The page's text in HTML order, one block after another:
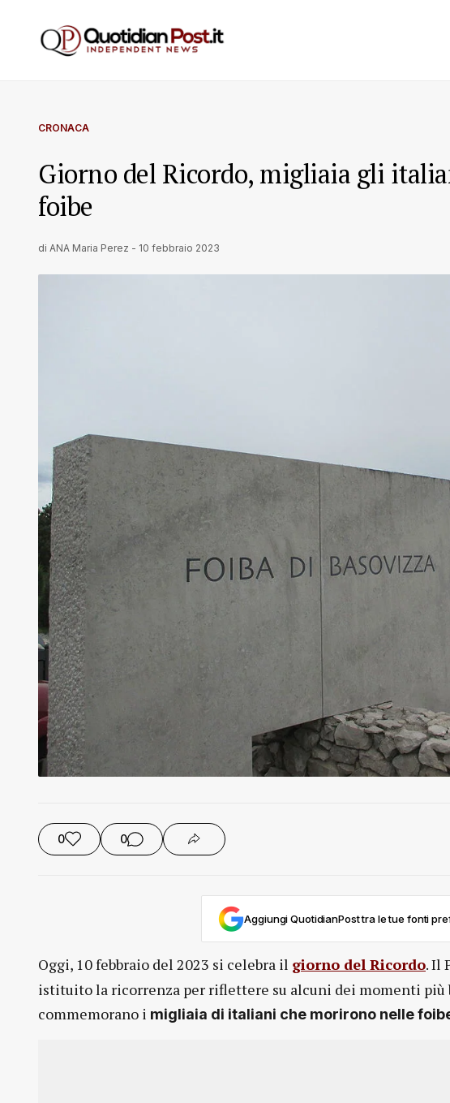
CRONACA
Giorno del Ricordo, migliaia gli
foibe
di ANA Maria Perez - 10 febbraio 2023
0 0
Aggiungi QuotidianPost tra le tue fonti
Oggi, 10 febbraio del 2023 si celebra il giorno del Ricordo. Il
istituito la ricorrenza per riflettere su alcuni dei momenti più
commemorano i migliaia di italiani che morirono nelle